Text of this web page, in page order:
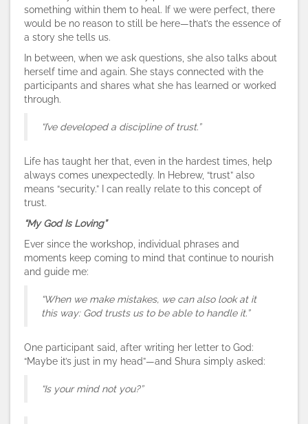
something within them to heal. If we were perfect, there
would be no reason to still be here—that’s the essence of
a story she tells us.
In between, when we ask questions, she also talks about
herself time and again. She stays connected with the
participants and shares what she has learned or worked
through.
“I’ve developed a discipline of trust.”
Life has taught her that, even in the hardest times, help
always comes unexpectedly. In Hebrew, “trust” also
means “security.” I can really relate to this concept of
trust.
“My God Is Loving”
Ever since the workshop, individual phrases and
moments keep coming to mind that continue to nourish
and guide me:
“When we make mistakes, we can also look at it
this way: God trusts us to be able to handle it.”
One participant said, after writing her letter to God:
“Maybe it’s just in my head”—and Shura simply asked:
“Is your mind not you?”